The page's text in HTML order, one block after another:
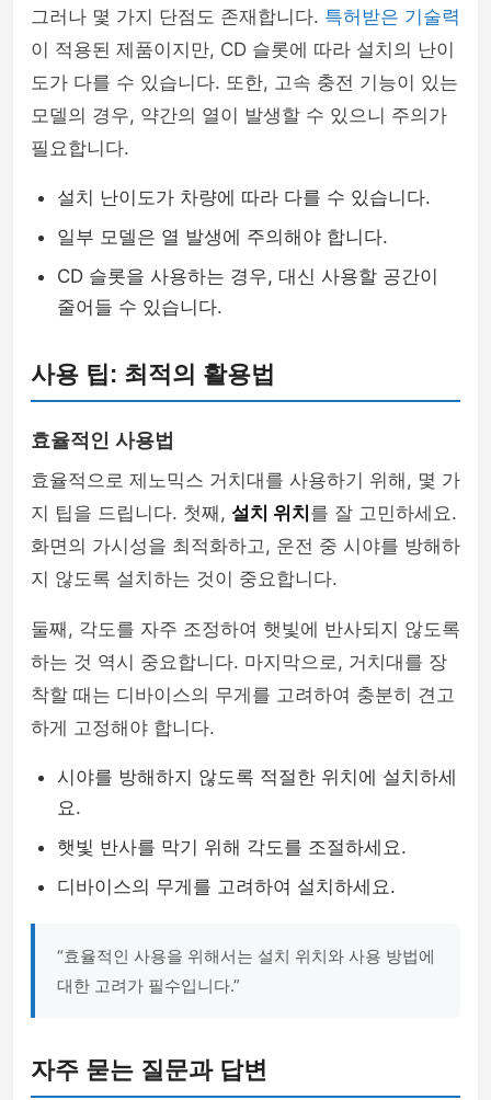
그러나 몇 가지 단점도 존재합니다. 특허받은 기술력
이 적용된 제품이지만, CD 슬롯에 따라 설치의 난이
도가 다를 수 있습니다. 또한, 고속 충전 기능이 있는
모델의 경우, 약간의 열이 발생할 수 있으니 주의가
필요합니다.
설치 난이도가 차량에 따라 다를 수 있습니다.
일부 모델은 열 발생에 주의해야 합니다.
CD 슬롯을 사용하는 경우, 대신 사용할 공간이
줄어들 수 있습니다.
사용 팁: 최적의 활용법
효율적인 사용법
효율적으로 제노믹스 거치대를 사용하기 위해, 몇 가
지 팁을 드립니다. 첫째, 설치 위치 를 잘 고민하세요.
화면의 가시성을 최적화하고, 운전 중 시야를 방해하
지 않도록 설치하는 것이 중요합니다.
둘째, 각도를 자주 조정하여 햇빛에 반사되지 않도록
하는 것 역시 중요합니다. 마지막으로, 거치대를 장
착할 때는 디바이스의 무게를 고려하여 충분히 견고
하게 고정해야 합니다.
시야를 방해하지 않도록 적절한 위치에 설치하세
요.
햇빛 반사를 막기 위해 각도를 조절하세요.
디바이스의 무게를 고려하여 설치하세요.
“효율적인 사용을 위해서는 설치 위치와 사용 방법에
대한 고려가 필수입니다.”
자주 묻는 질문과 답변